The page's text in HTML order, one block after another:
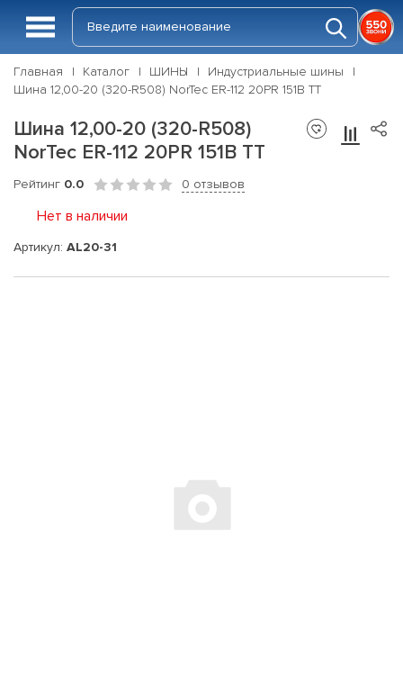
Главная Каталог ШИНЫ
Индустриальные шины
Шина 12,00-20 (320-R508) NorTec ER-112 20PR 151B TT
Шина 12,00-20 (320-R508)
NorTec ER-112 20PR 151B TT
Рейтинг 0.0 0 отзывов
Нет в наличии
Артикул: AL20-31